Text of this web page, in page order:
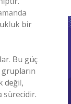
bir
Bu güç
değil,
sürecidir.